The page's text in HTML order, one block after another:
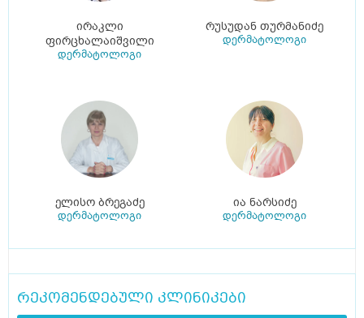
ირაკლი
ფირცხალაიშვილი
დერმატოლოგი
რუსუდან თურმანიძე
დერმატოლოგი
ელისო ბრეგაძე
დერმატოლოგი
ია ნარსიძე
დერმატოლოგი
რეკომენდებული კლინიკები